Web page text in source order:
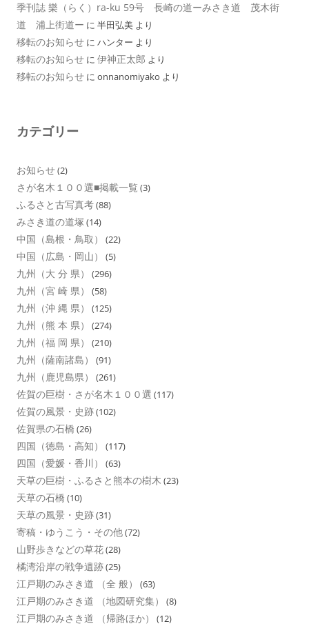
季刊誌 樂（らく）ra-ku 59号 長崎の道ーみさき道 茂木街
道 浦上街道ー に 半田弘美 より
移転のお知らせ に ハンター より
移転のお知らせ に 伊神正太郎 より
移転のお知らせ に onnanomiyako より
カテゴリー
お知らせ(2)
さが名木１００選■掲載一覧 (3)
ふるさと古写真考(88)
みさき道の道塚 (14)
中国（島根・鳥取） (22)
中国（広島・岡山） (5)
九州（大 分 県） (296)
九州（宮 崎 県） (58)
九州（沖 縄 県） (125)
九州（熊 本 県） (274)
九州（福 岡 県） (210)
九州（薩南諸島） (91)
九州（鹿児島県） (261)
佐賀の巨樹・さが名木１００選 (117)
佐賀の風景・史跡(102)
佐賀県の石橋 (26)
四国（徳島・高知） (117)
四国（愛媛・香川） (63)
天草の巨樹・ふるさと熊本の樹木 (23)
天草の石橋 (10)
天草の風景・史跡(31)
寄稿・ゆうこう・その他(72)
山野歩きなどの草花(28)
橘湾沿岸の戦争遺跡(25)
江戸期のみさき道 （全 般） (63)
江戸期のみさき道 （地図研究集） (8)
江戸期のみさき道 （帰路ほか） (12)